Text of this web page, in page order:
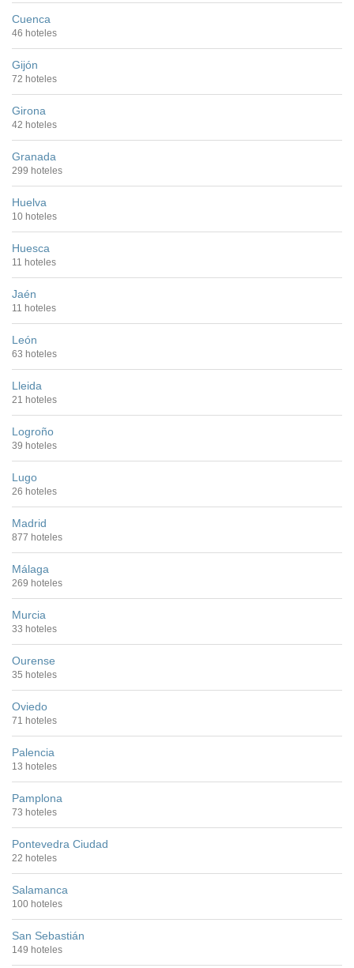
Cuenca
46 hoteles
Gijón
72 hoteles
Girona
42 hoteles
Granada
299 hoteles
Huelva
10 hoteles
Huesca
11 hoteles
Jaén
11 hoteles
León
63 hoteles
Lleida
21 hoteles
Logroño
39 hoteles
Lugo
26 hoteles
Madrid
877 hoteles
Málaga
269 hoteles
Murcia
33 hoteles
Ourense
35 hoteles
Oviedo
71 hoteles
Palencia
13 hoteles
Pamplona
73 hoteles
Pontevedra Ciudad
22 hoteles
Salamanca
100 hoteles
San Sebastián
149 hoteles